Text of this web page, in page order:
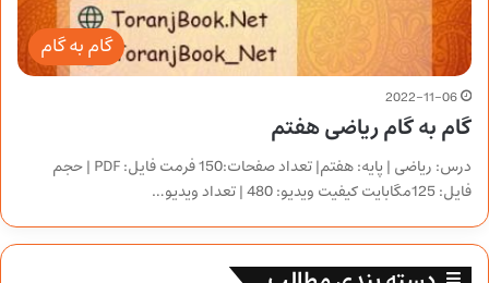
گام به گام
2022-11-06
گام به گام ریاضی هفتم
درس: ریاضی | پایه: هفتم| تعداد صفحات:150 فرمت فایل: PDF | حجم
فایل: 125مگابایت کیفیت ویدیو: 480 | تعداد ویدیو…